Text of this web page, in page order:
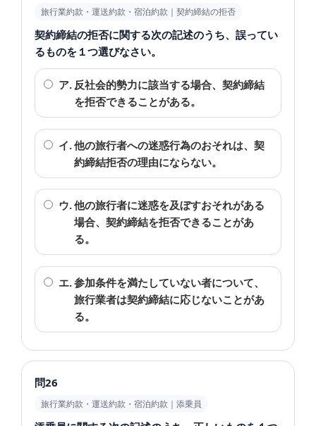
旅行業約款・運送約款・宿泊約款｜契約締結の拒否
契約締結の拒否に関する次の記述のうち、誤ってい
るものを１つ選びなさい。
ア. 反社会的勢力に該当する場合、契約締結
を拒否できることがある。
イ.他の旅行者への迷惑行為のおそれは、契
約締結拒否の理由にならない。
ウ.他の旅行者に迷惑を及ぼすおそれがある
場合、契約締結を拒否できることがあ
る。
エ.参加条件を満たしていない者について、
旅行業者は契約締結に応じないことがあ
る。
問26
旅行業約款・運送約款・宿泊約款｜添乗員